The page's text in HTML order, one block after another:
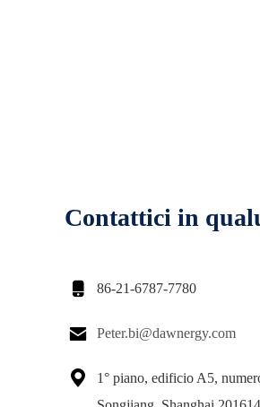
Contattici in
 86-21-6787-7780
 Peter.bi@dawnergy.com

1° piano, edificio A5,